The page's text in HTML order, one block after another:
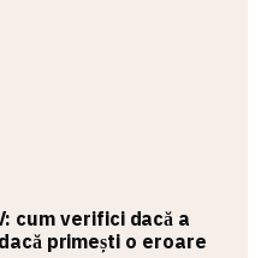
cum verifici dacă a
primești o eroare